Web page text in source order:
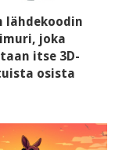
lähdekoodin
joka
itse 3D-
osista